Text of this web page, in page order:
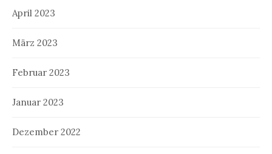
April 2023
März 2023
Februar 2023
Januar 2023
Dezember 2022